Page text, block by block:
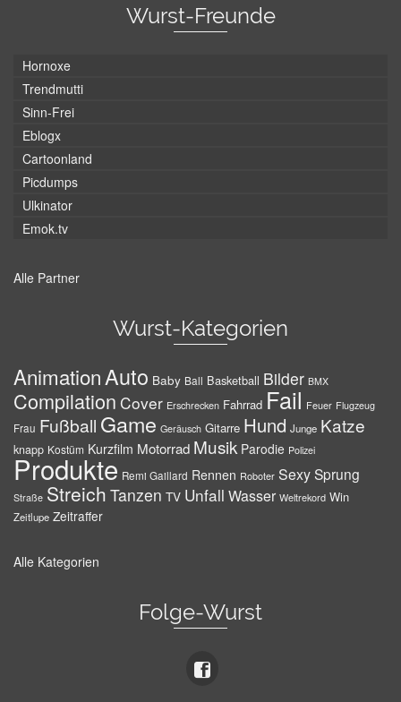
Wurst-Freunde
Hornoxe
Trendmutti
Sinn-Frei
Eblogx
Cartoonland
Picdumps
Ulkinator
Emok.tv
Alle Partner
Wurst-Kategorien
AnimationAuto Baby Ball Basketball Bilder BMX
Compilation Cover Erschrecken Fahrrad Fail Feuer Flugzeug
Frau Fußball Game Geräusch Gitarre Hund Junge Katze
knapp Kostüm Kurzfilm Motorrad Musik Parodie Polizei
Produkte Remi Gaillard Rennen Roboter SexySprung
Straße Streich Tanzen TV Unfall Wasser Weltrekord Win
Zeitlupe Zeitraffer
Alle Kategorien
Folge-Wurst